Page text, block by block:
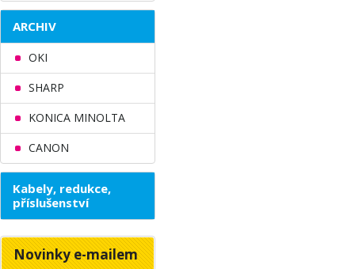
ARCHIV
OKI
SHARP
KONICA MINOLTA
CANON
Kabely, redukce,
příslušenství
Novinky e-mailem